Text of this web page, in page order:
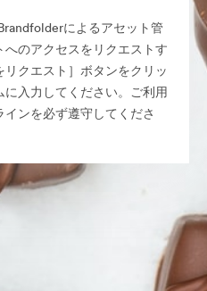
によるアセット管
のアクセスをリクエストす
クエスト］ボタンをクリッ
入力してください。ご利用
ンを必ず遵守してくださ